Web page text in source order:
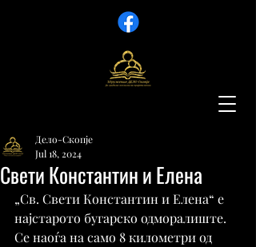
Свети Константин и Елена
Дело-Скопје
Jul 18, 2024
„Св. Свети Константин и Елена“ е
најстарото бугарско одморалиште.
Се наоѓа на само 8 километри од